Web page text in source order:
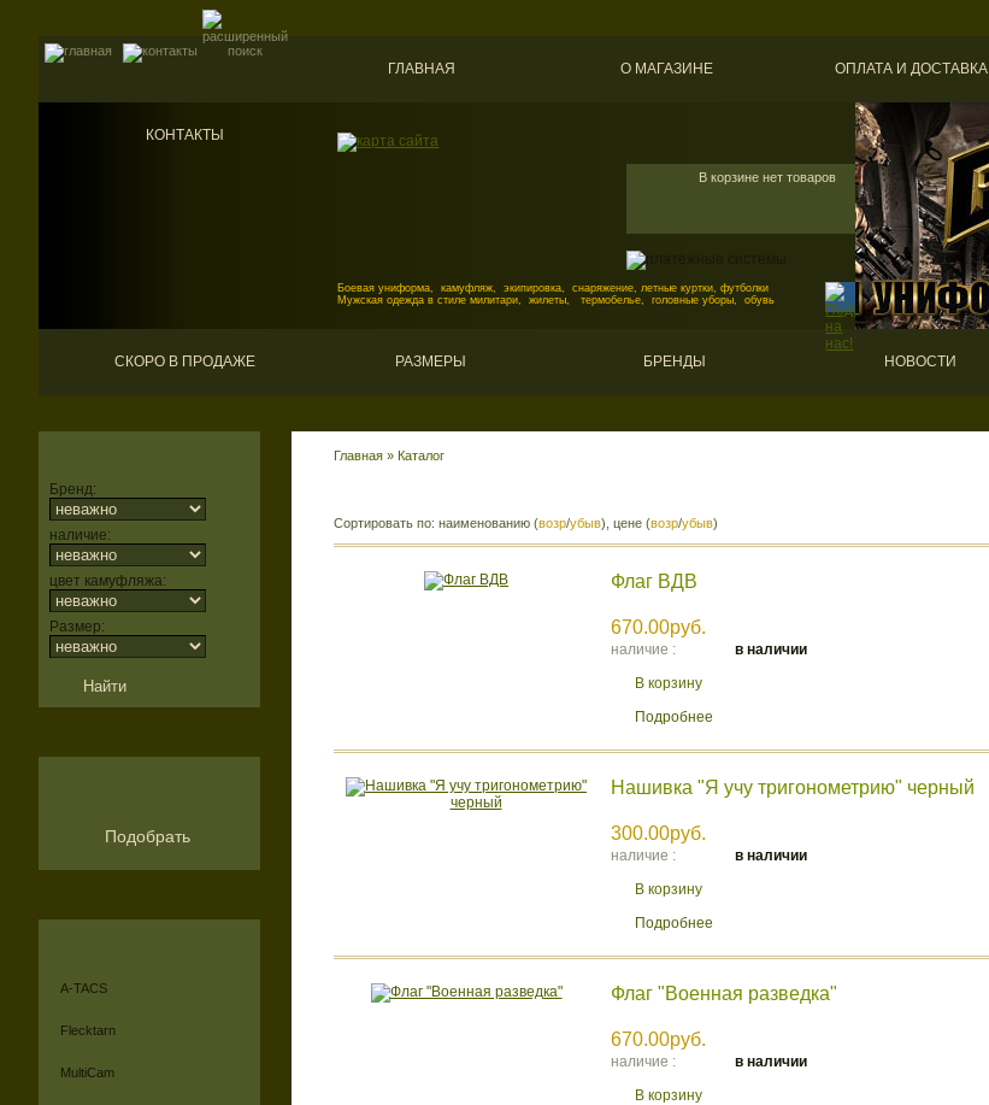
ГЛАВНАЯ О МАГАЗИНЕ ОПЛАТА И ДОСТАВКА
КОНТАКТЫ
В корзине нет товаров
Боевая униформа, камуфляж, экипировка, снаряжение, летные куртки, футболки
Мужская одежда в стиле милитари, жилеты, термобелье, головные уборы, обувь
СКОРО В ПРОДАЖЕ РАЗМЕРЫ БРЕНДЫ НОВОСТИ
Бренд:
наличие:
цвет камуфляжа:
Размер:
Подобрать
A-TACS
Flecktarn
MultiCam
Главная » Каталог
Сортировать по: наименованию (возр/убыв), цене (возр/убыв)
Флаг ВДВ
670.00руб.
наличие :
в наличии
В корзину
Подробнее
Нашивка "Я учу тригонометрию" черный
300.00руб.
наличие :
в наличии
В корзину
Подробнее
Флаг "Военная разведка"
670.00руб.
наличие :
в наличии
В корзину